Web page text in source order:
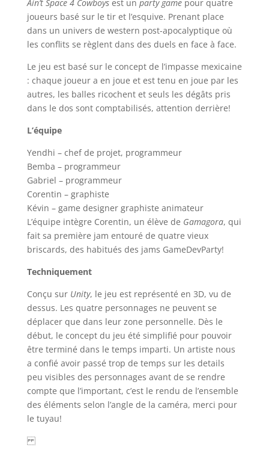
Ain’t Space 4 Cowboysest un party gamepour quatre
joueurs basé sur le tir et l’esquive. Prenant place
dans un univers de western post-apocalyptique où
les conflits se règlent dans des duels en face à face.
Le jeu est basé sur le concept de l’impasse mexicaine
: chaque joueur a en joue et est tenu en joue par les
autres, les balles ricochent et seuls les dégâts pris
dans le dos sont comptabilisés, attention derrière!
L’équipe
Yendhi – chef de projet, programmeur
Bemba – programmeur
Gabriel – programmeur
Corentin – graphiste
Kévin – game designer graphiste animateur
L’équipe intègre Corentin, un élève de Gamagora, qui
fait sa première jam entouré de quatre vieux
briscards, des habitués des jams GameDevParty!
Techniquement
Conçu sur Unity, le jeu est représenté en 3D, vu de
dessus. Les quatre personnages ne peuvent se
déplacer que dans leur zone personnelle. Dès le
début, le concept du jeu été simplifié pour pouvoir
être terminé dans le temps imparti. Un artiste nous
a confié avoir passé trop de temps sur les details
peu visibles des personnages avant de se rendre
compte que l’important, c’est le rendu de l’ensemble
des éléments selon l’angle de la caméra, merci pour
le tuyau!